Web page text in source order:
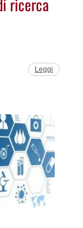
Leggi